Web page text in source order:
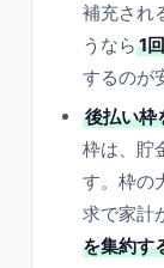
補充され
うなら 1
するのが
後払い枠
枠は、貯
す。枠の
求で家計
を集約す